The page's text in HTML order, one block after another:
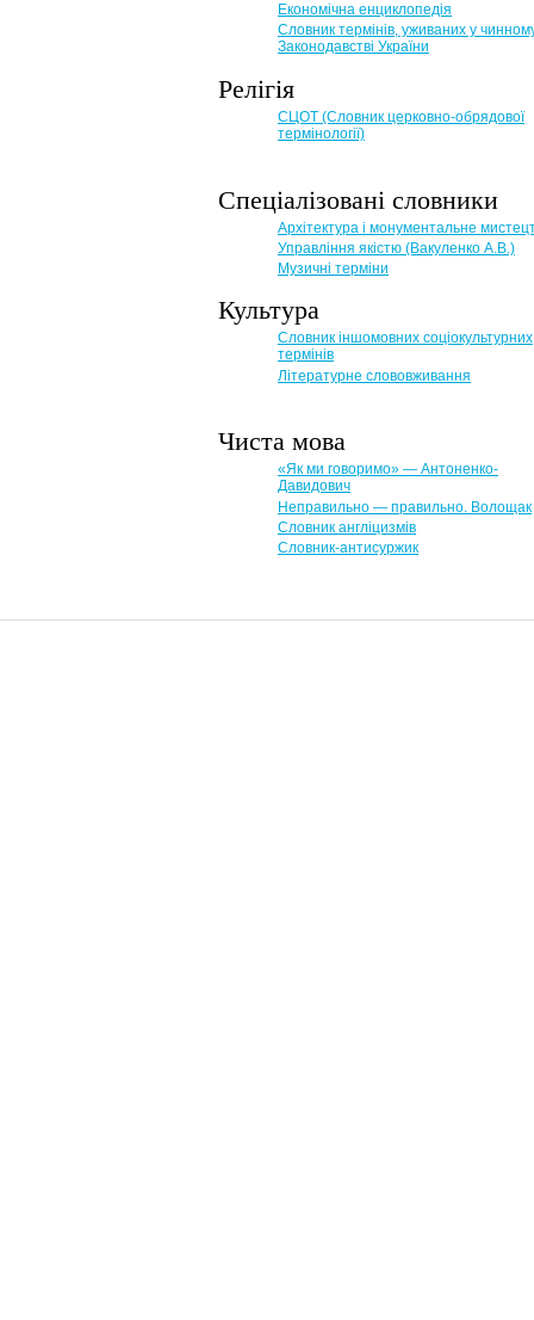
Eкономічна енциклопедія
Словник термінів, уживаних у
Законодавстві України
Релігія
СЦОТ (Словник церковно-обрядової
термінології)
Спеціалізовані словники
Архітектура і монументальне
Управління якістю (Вакуленко А.В.)
Музичні терміни
Культура
Словник іншомовних соціокультурних
термінів
Літературне слововживання
Чиста мова
«Як ми говоримо» — Антоненко-
Давидович
Неправильно — правильно. Волощак
Словник англіцизмів
Словник-антисуржик